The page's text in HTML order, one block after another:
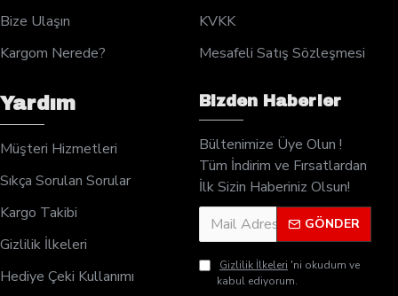
Bize Ulaşın
Kargom Nerede?
KVKK
Mesafeli Satış Sözleşmesi
Yardım
Müşteri Hizmetleri
Sıkça Sorulan Sorular
Kargo Takibi
Gizlilik İlkeleri
Hediye Çeki Kullanımı
Bizden Haberler
Bültenimize Üye Olun !
Tüm İndirim ve Fırsatlardan
İlk Sizin Haberiniz Olsun!
GÖNDER
Gizlilik İlkeleri 'ni okudum ve
kabul ediyorum.